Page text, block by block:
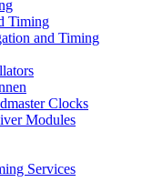
Timing
and Timing
Clocks
Modules
Services